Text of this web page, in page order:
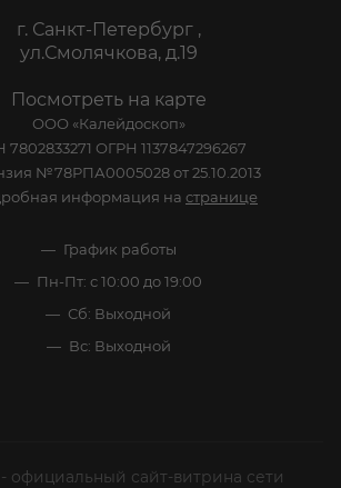
г. Санкт-Петербург ,
ул.Смолячкова, д.19
Посмотреть на карте
ООО «Калейдоскоп»
ОГРН 1137847296267
№78РПА0005028 от 25.10.2013
информация на странице
График работы
Пн-Пт: с 10:00 до 19:00
Сб: Выходной
Вс: Выходной
официальный сайт-витрина сети